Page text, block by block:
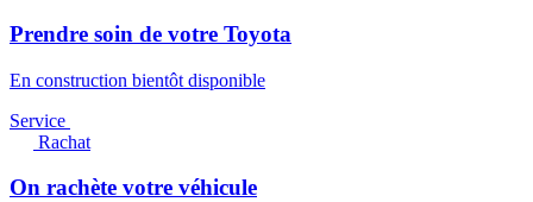
Prendre soin de votre Toyota
En construction bientôt disponible
Service
Rachat
On rachète votre véhicule